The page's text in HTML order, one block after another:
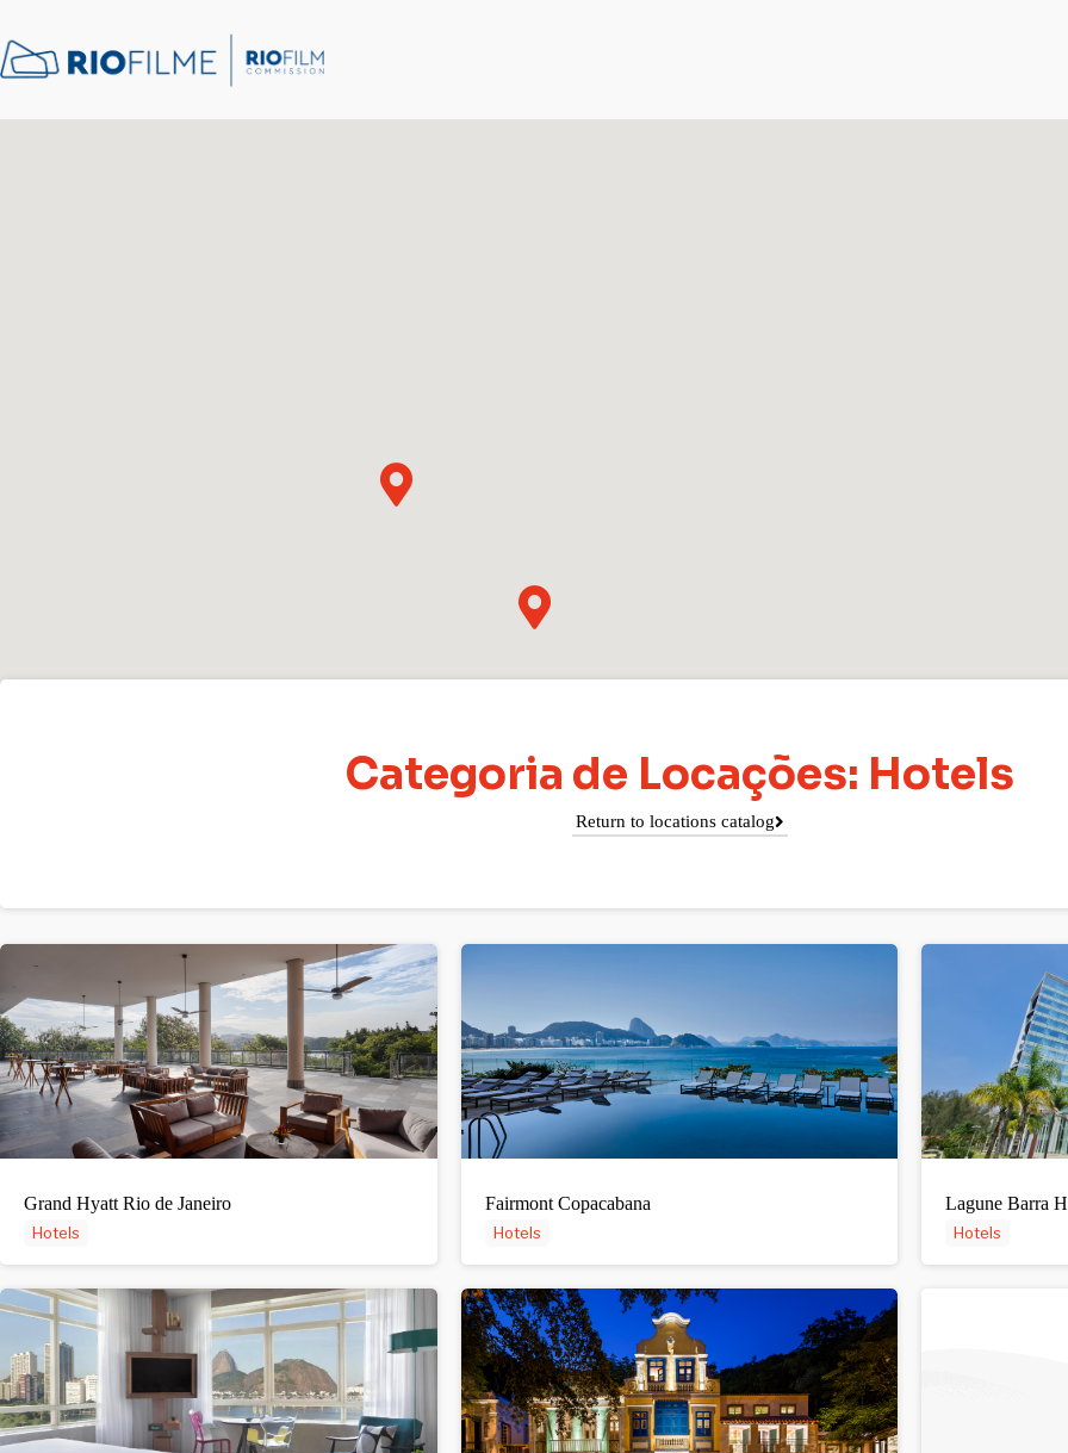
Categoria de Locações: Hotels
Return to locations catalog
Grand Hyatt Rio de Janeiro
Hotels
Fairmont Copacabana
Hotels
Lagune Barra
Hotels